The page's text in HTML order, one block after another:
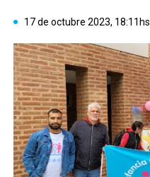
17 de octubre 2023, 18:11hs